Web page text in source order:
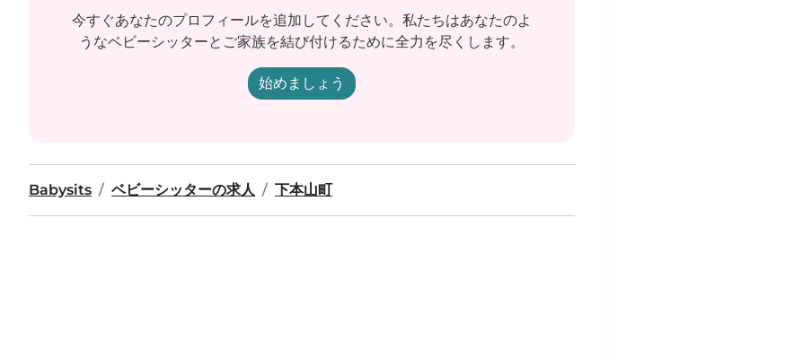
今すぐあなたのプロフィールを追加してください。私たちはあなたのよ
うなベビーシッターとご家族を結び付けるために全力を尽くします。
始めましょう
Babysits ベビーシッターの求人 下本山町